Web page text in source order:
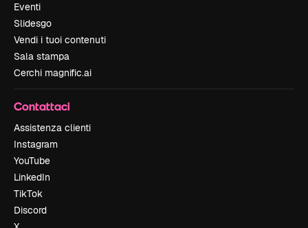
Eventi
Slidesgo
Vendi i tuoi contenuti
Sala stampa
Cerchi magnific.ai
Contattaci
Assistenza clienti
Instagram
YouTube
LinkedIn
TikTok
Discord